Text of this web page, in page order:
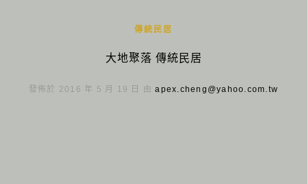
傳統民居
大地聚落 傳統民居
發佈於 2016 年 5 月 19 日 由apex.cheng@yahoo.com.tw